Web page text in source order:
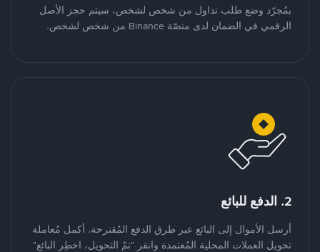
بمُجرّد وضع طلب تداول من شخص لشخص، سيتم حجز الأصل
الرقمي في الضمان لدى منصّة Binance من شخص لشخص.
2. الدفع للبائع
أرسل الأموال إلى البائع عبر طرق الدفع المُقترحة. أكمل مُعاملة
تحويل العملات المحلية المُعتمدة وانقر "تمّ التحويل، اخطِر البائع"